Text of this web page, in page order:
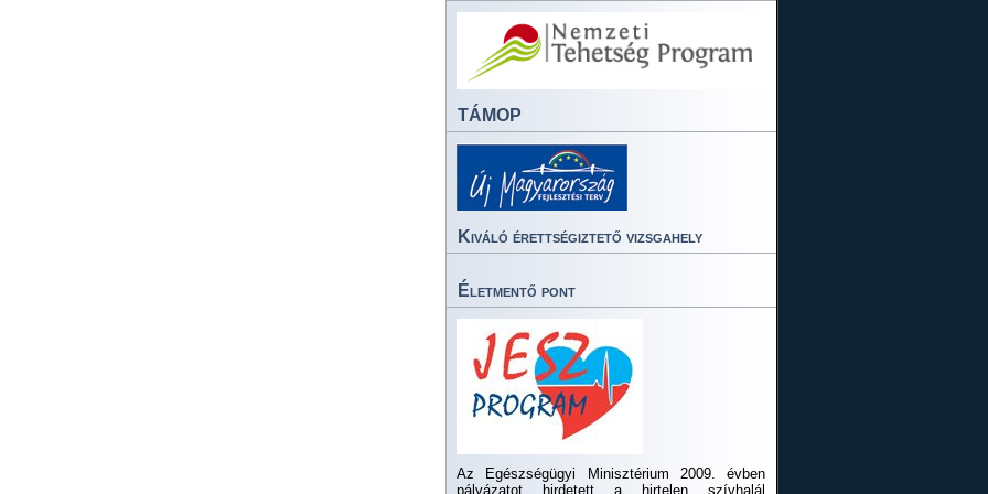
TÁMOP
Kiváló érettségiztető vizsgahely
Életmentő pont
Az Egészségügyi Minisztérium 2009. évben
pályázatot hirdetett a hirtelen szívhalál